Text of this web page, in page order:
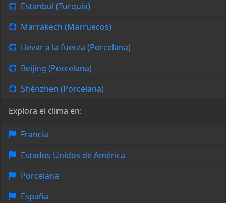
Estanbul (Turquía)
Marrakech (Marruecos)
Llevar a la fuerza (Porcelana)
Beijing (Porcelana)
Shénzhen (Porcelana)
Explora el clima en:
Francia
Estados Unidos de América
Porcelana
España